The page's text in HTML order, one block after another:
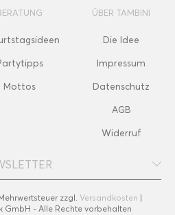
Mottos
ÜBER TAMBINI
Die Idee
Impressum
Datenschutz
AGB
Widerruf
zzgl. Versandkosten |
GmbH - Alle Rechte vorbehalten